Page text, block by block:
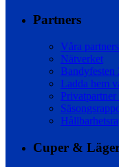
Partners
Våra partners
Nätverket
Bandyfesten
Ladda hem
Cuper &